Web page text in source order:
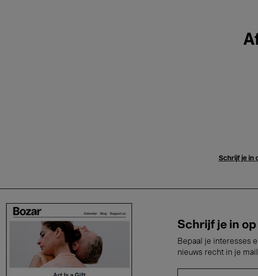
Schrijf je in
Schrijf je in
Bepaal je interesses
nieuws recht in je